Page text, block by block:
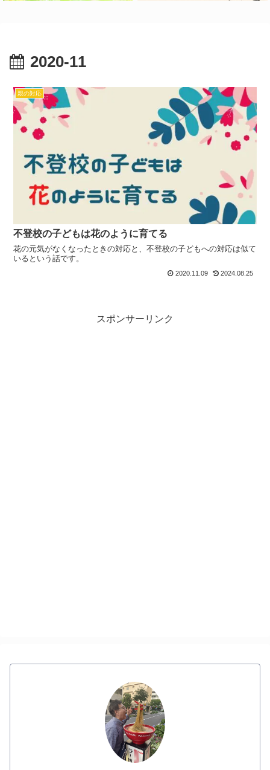
2020-11
親の対応
不登校の子どもは花のように育てる
花の元気がなくなったときの対応と、不登校の子どもへの対応は似て
いるという話です。
2020.11.09 2024.08.25
スポンサーリンク